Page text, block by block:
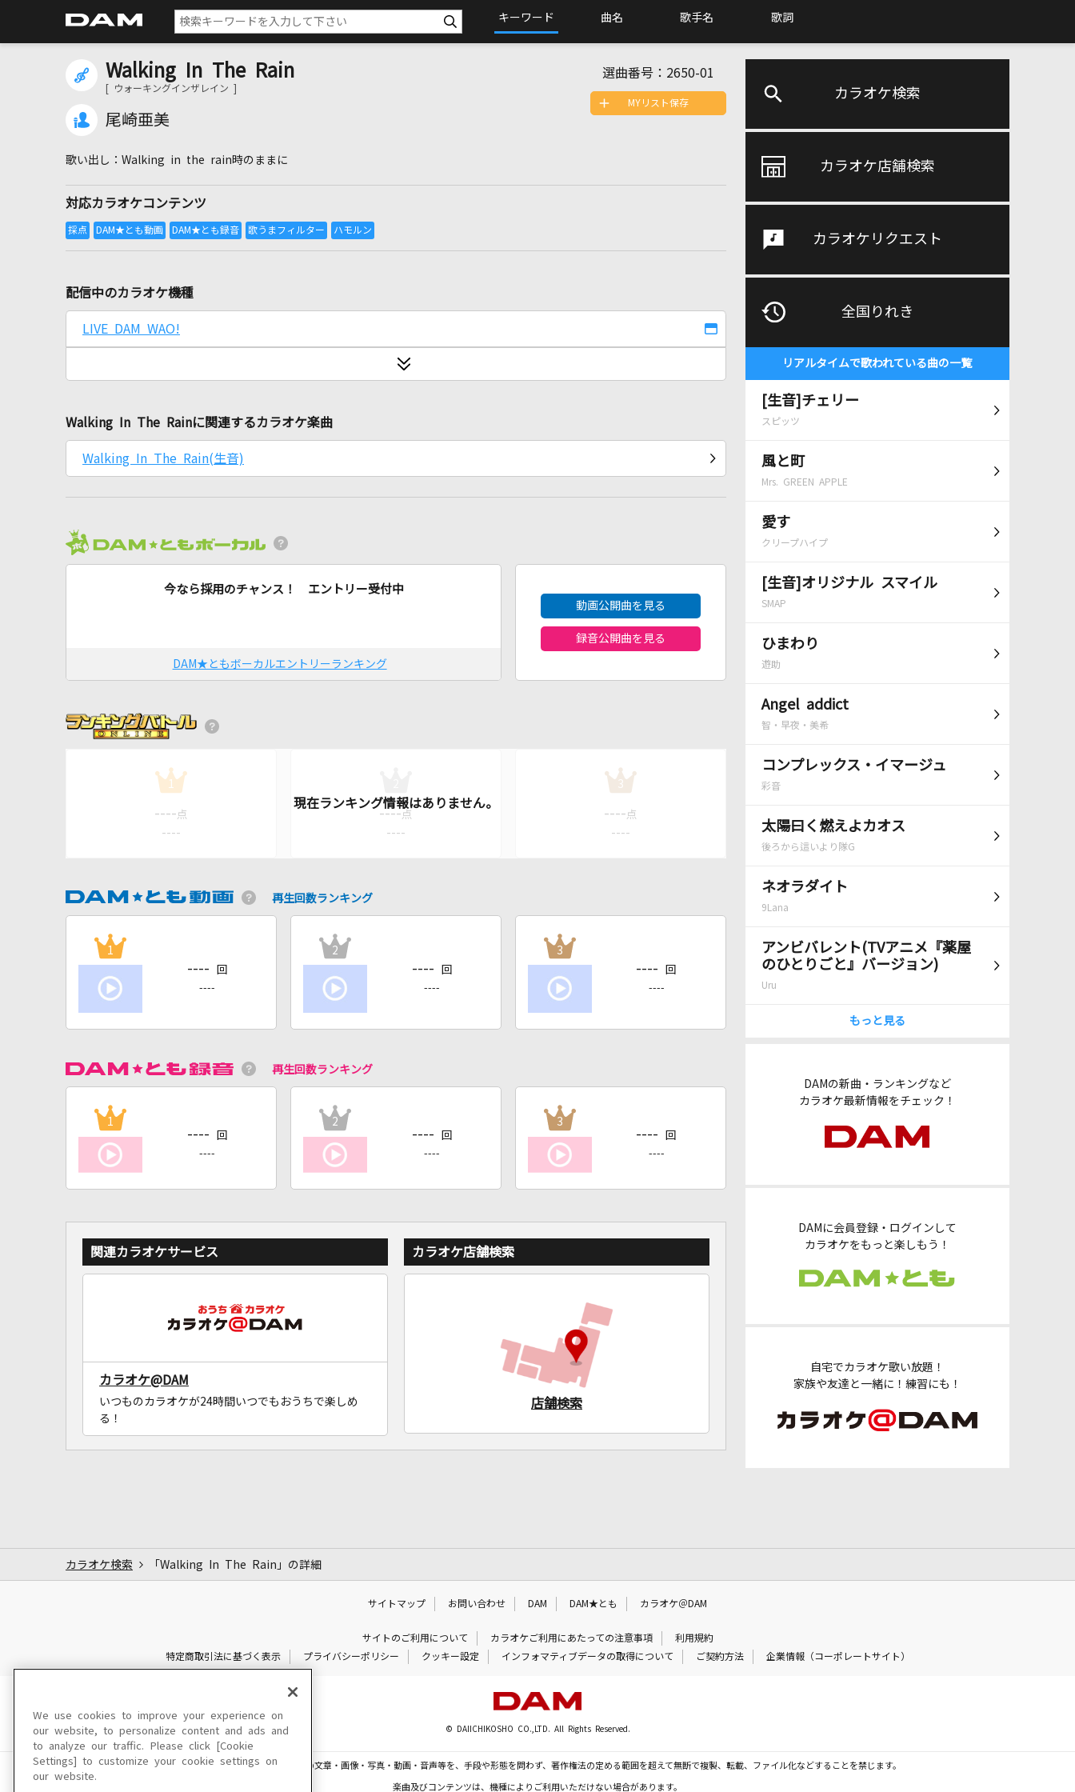
キーワード 曲名 歌手名 歌詞
カラオケ検索
カラオケ店舗検索
カラオケリクエスト
全国りれき
リアルタイムで歌われている曲の一覧
[生音]チェリー
スピッツ
風と町
Mrs. GREEN APPLE
愛す
クリープハイプ
[生音]オリジナル スマイル
SMAP
ひまわり
遊助
Angel addict
智・早夜・美希
コンプレックス・イマージュ
彩音
太陽曰く燃えよカオス
後ろから這いより隊G
ネオラダイト
9Lana
アンビバレント(TVアニメ『薬屋
のひとりごと』バージョン)
Uru
もっと見る
DAMの新曲・ランキングなど
カラオケ最新情報をチェック！
DAMに会員登録・ログインして
カラオケをもっと楽しもう！
自宅でカラオケ歌い放題！
家族や友達と一緒に！練習にも！
Walking In The Rain
[ ウォーキングインザレイン ]
尾崎亜美
選曲番号： 2650-01
Walking in the rain時のままに
対応カラオケコンテンツ
MYリスト保存
配信中のカラオケ機種
LIVE DAM WAO!
Walking In The Rainに関連するカラオケ楽曲
Walking In The Rain(生音)
今なら採用のチャンス！ エントリー受付中
DAM★ともボーカルエントリーランキング
動画公開曲を見る
録音公開曲を見る
1
---- 点
----
---- 点
----
3
---- 点
----
再生回数ランキング
1
---- 回
----
2
---- 回
----
3
---- 回
----
再生回数ランキング
1
---- 回
----
2
---- 回
----
3
---- 回
----
関連カラオケサービス
カラオケ@DAM
いつものカラオケが24時間いつでもおうちで楽しめ
る！
カラオケ店舗検索
店舗検索
カラオケ検索 「Walking In The Rain」の詳細
サイトマップ お問い合わせ DAM DAM★とも カラオケ＠DAM
サイトのご利用について カラオケご利用にあたっての注意事項
利用規約
特定商取引法に基づく表示
プライバシーポリシー クッキー設定 インフォマティブデータの取得について ご契約方法 企業情報（コーポレートサイト）
© DAIICHIKOSHO CO.,LTD. All Rights Reserved.
このサイトに掲載されている一切の文章・画像・写真・動画・音声等を、手段や形態を問わず、著作権法の定める範囲を超えて無断で複製、転載、ファイル化などすることを禁じます。
楽曲及びコンテンツは、機種によりご利用いただけない場合があります。
We use cookies to improve your experience on
our website, to personalize content and ads and
to analyze our traffic. Please click [Cookie
Settings] to customize your cookie settings on
our website.